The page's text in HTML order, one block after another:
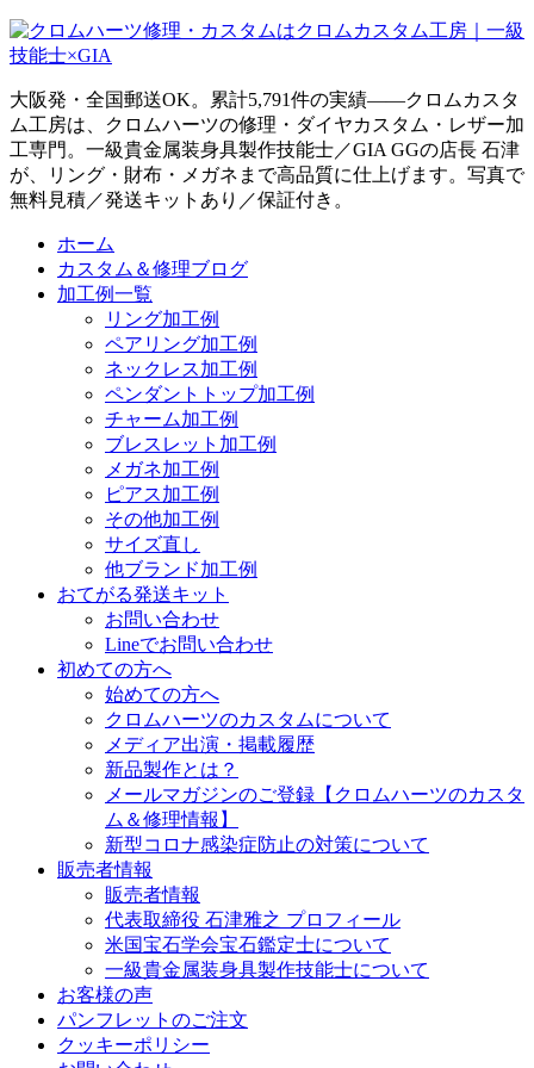
大阪発・全国郵送OK。累計5,791件の実績——クロムカスタ
ム工房は、クロムハーツの修理・ダイヤカスタム・レザー加
工専門。一級貴金属装身具製作技能士／GIA GGの店長 石津
が、リング・財布・メガネまで高品質に仕上げます。写真で
無料見積／発送キットあり／保証付き。
ホーム
カスタム＆修理ブログ
加工例一覧
リング加工例
ペアリング加工例
ネックレス加工例
ペンダントトップ加工例
チャーム加工例
ブレスレット加工例
メガネ加工例
ピアス加工例
その他加工例
サイズ直し
他ブランド加工例
おてがる発送キット
お問い合わせ
Lineでお問い合わせ
初めての方へ
始めての方へ
クロムハーツのカスタムについて
メディア出演・掲載履歴
新品製作とは？
メールマガジンのご登録【クロムハーツのカスタ
ム＆修理情報】
新型コロナ感染症防止の対策について
販売者情報
販売者情報
代表取締役 石津雅之 プロフィール
米国宝石学会宝石鑑定士について
一級貴金属装身具製作技能士について
お客様の声
パンフレットのご注文
クッキーポリシー